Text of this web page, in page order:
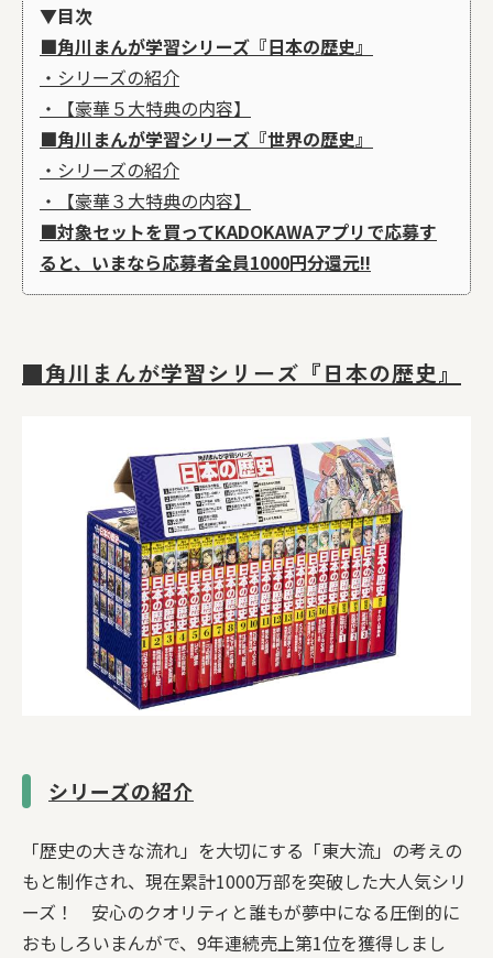
▼目次
■角川まんが学習シリーズ『日本の歴史』
・シリーズの紹介
・【豪華５大特典の内容】
■角川まんが学習シリーズ『世界の歴史』
・シリーズの紹介
・【豪華３大特典の内容】
■対象セットを買ってKADOKAWAアプリで応募す
ると、いまなら応募者全員1000円分還元!!
■角川まんが学習シリーズ『日本の歴史』
シリーズの紹介
「歴史の大きな流れ」を大切にする「東大流」の考えの
もと制作され、現在累計1000万部を突破した大人気シリ
ーズ！ 安心のクオリティと誰もが夢中になる圧倒的に
おもしろいまんがで、9年連続売上第1位を獲得しまし